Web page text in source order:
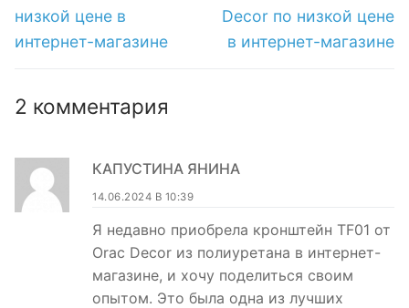
низкой цене в
интернет-магазине
Decor по низкой цене
в интернет-магазине
2 комментария
КАПУСТИНА ЯНИНА
14.06.2024 В 10:39
Я недавно приобрела кронштейн TF01 от
Orac Decor из полиуретана в интернет-
магазине, и хочу поделиться своим
опытом. Это была одна из лучших